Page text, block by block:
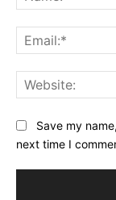
Save my
next time I